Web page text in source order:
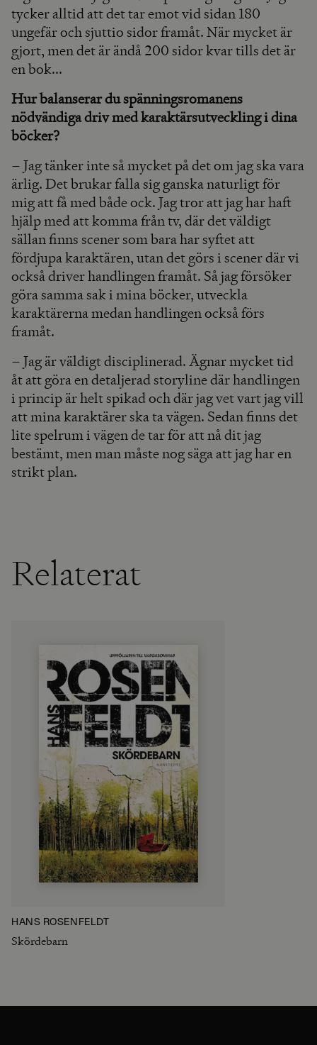
tycker alltid att det tar emot vid sidan 180
ungefär och sjuttio sidor framåt. När mycket är
gjort, men det är ändå 200 sidor kvar tills det är
en bok...
Hur balanserar du spänningsromanens
nödvändiga driv med karaktärsutveckling i dina
böcker?
– Jag tänker inte så mycket på det om jag ska vara
ärlig. Det brukar falla sig ganska naturligt för
mig att få med både ock. Jag tror att jag har haft
hjälp med att komma från tv, där det väldigt
sällan finns scener som bara har syftet att
fördjupa karaktären, utan det görs i scener där vi
också driver handlingen framåt. Så jag försöker
göra samma sak i mina böcker, utveckla
karaktärerna medan handlingen också förs
framåt.
– Jag är väldigt disciplinerad. Ägnar mycket tid
åt att göra en detaljerad storyline där handlingen
i princip är helt spikad och där jag vet vart jag vill
att mina karaktärer ska ta vägen. Sedan finns det
lite spelrum i vägen de tar för att nå dit jag
bestämt, men man måste nog säga att jag har en
strikt plan.
Relaterat
HANS ROSENFELDT
Skördebarn